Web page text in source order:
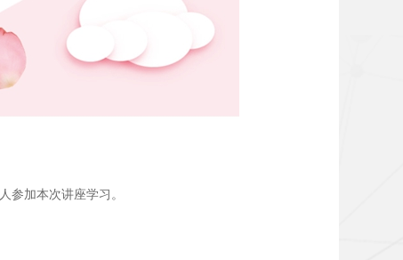
人参加本次讲座学习。